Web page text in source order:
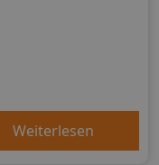
Weiterlesen